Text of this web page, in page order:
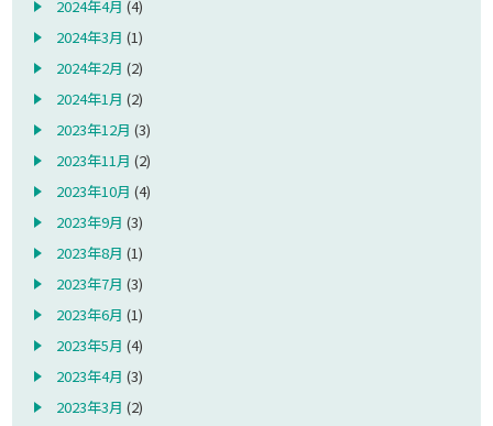
2024年4月 (4)
2024年3月 (1)
2024年2月 (2)
2024年1月 (2)
2023年12月 (3)
2023年11月 (2)
2023年10月 (4)
2023年9月 (3)
2023年8月 (1)
2023年7月 (3)
2023年6月 (1)
2023年5月 (4)
2023年4月 (3)
2023年3月 (2)